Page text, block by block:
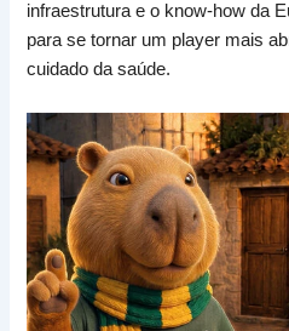
infraestrutura e o know-how da
para se tornar um player mais
cuidado da saúde.